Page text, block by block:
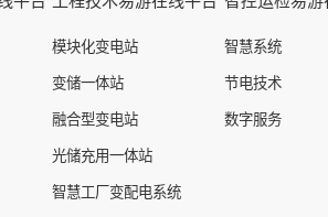
模块化变电站
变储一体站
融合型变电站
光储充用一体站
智慧工厂变配电系统
智慧系统
节电技术
数字服务